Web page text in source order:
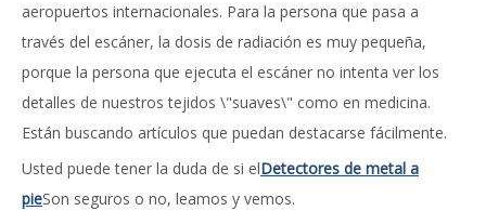
aeropuertos internacionales. Para la persona que pasa a
través del escáner, la dosis de radiación es muy pequeña,
porque la persona que ejecuta el escáner no intenta ver los
detalles de nuestros tejidos \"suaves\" como en medicina.
Están buscando artículos que puedan destacarse fácilmente.
Usted puede tener la duda de si elDetectores de metal a
pieSon seguros o no, leamos y vemos.